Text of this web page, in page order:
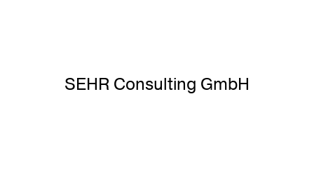
SEHR Consulting GmbH